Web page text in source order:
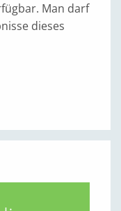
Man darf
dieses